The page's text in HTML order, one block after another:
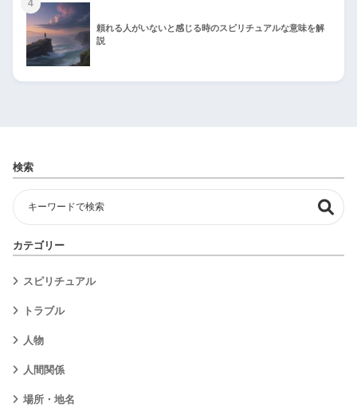
4
頼れる人がいないと感じる時のスピリチュアルな意味を解
説
検索
カテゴリー
スピリチュアル
トラブル
人物
人間関係
場所・地名